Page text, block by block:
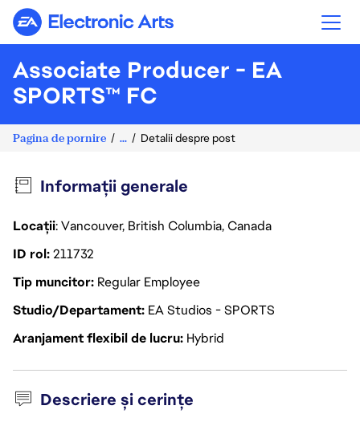
Electronic Arts
Associate Producer - EA
SPORTS™ FC
Pagina de pornire ... Detalii despre post
Informații generale
Locații: Vancouver, British Columbia, Canada
ID rol211732
Tip muncitor Regular Employee
Studio/Departament EA Studios - SPORTS
Aranjament flexibil de lucru Hybrid
Descriere și cerințe